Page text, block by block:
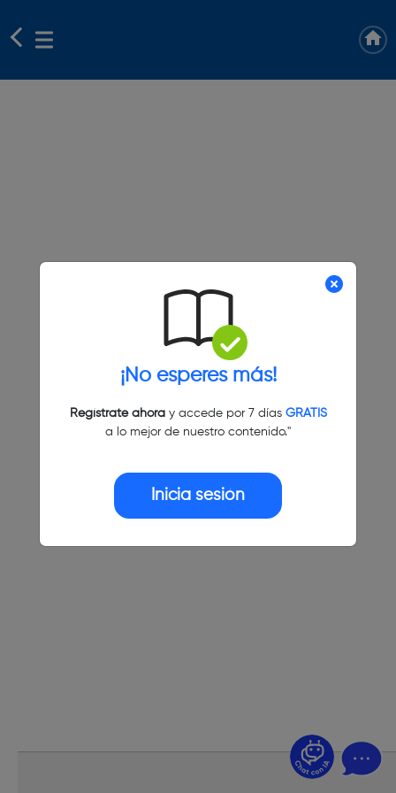
¡No esperes más!
Regístrate ahoray accede por 7 días GRATIS
a lo mejor de nuestro contenido."
Inicia sesión